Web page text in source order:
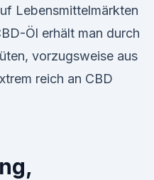
Lebensmittelmärkten
Öl erhält man durch
vorzugsweise aus
reich an CBD